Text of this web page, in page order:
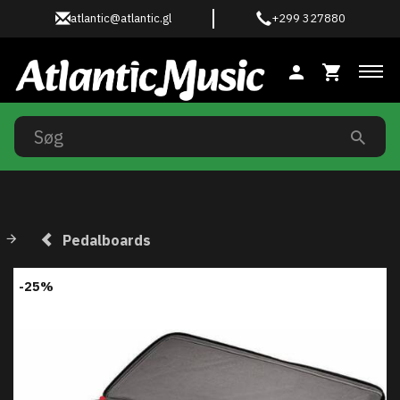
atlantic@atlantic.gl +299 327880
Pedalboards
-25%